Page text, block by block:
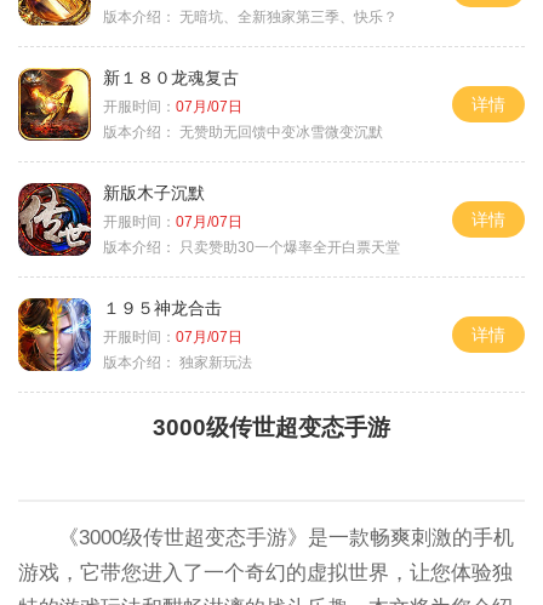
版本介绍： 无暗坑、全新独家第三季、快乐？
新１８０龙魂复古
开服时间： 07月/07日
版本介绍： 无赞助无回馈中变冰雪微变沉默
详情
新版木子沉默
开服时间： 07月/07日
版本介绍：
只卖赞助30一个爆率全开白票天堂
详情
１９５神龙合击
开服时间： 07月/07日
版本介绍： 独家新玩法
详情
3000级传世超变态手游
《3000级传世超变态手游》是一款畅爽刺激的手机
游戏，它带您进入了一个奇幻的虚拟世界，让您体验独